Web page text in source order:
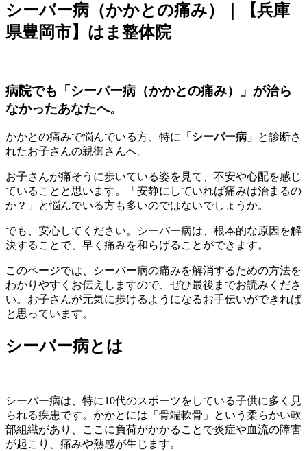
シーバー病（かかとの痛み）｜【兵庫
県豊岡市】はま整体院
病院でも「シーバー病（かかとの痛み）」が治ら
なかったあなたへ。
かかとの痛みで悩んでいる方、特に 「シーバー病」 と診断さ
れたお子さんの親御さんへ。
お子さんが痛そうに歩いている姿を見て、不安や心配を感じ
ていることと思います。「安静にしていれば痛みは治まるの
か？」と悩んでいる方も多いのではないでしょうか。
でも、安心してください。シーバー病は、根本的な原因を解
決することで、早く痛みを和らげることができます。
このページでは、シーバー病の痛みを解消するための方法を
わかりやすくお伝えしますので、ぜひ最後までお読みくださ
い。お子さんが元気に歩けるようになるお手伝いができれば
と思っています。
シーバー病とは
シーバー病は、特に10代のスポーツをしている子供に多く見
られる疾患です。かかとには「骨端軟骨」という柔らかい軟
部組織があり、ここに負荷がかかることで炎症や血流の障害
が起こり、痛みや熱感が生じます。